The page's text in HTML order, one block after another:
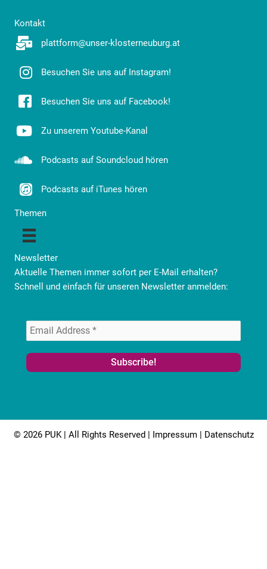
Kontakt
plattform@unser-klosterneuburg.at
Besuchen Sie uns auf Instagram!
Besuchen Sie uns auf Facebook!
Zu unserem Youtube-Kanal
Podcasts auf Soundcloud hören
Podcasts auf iTunes hören
Themen
Newsletter
Aktuelle Themen immer sofort per E-Mail erhalten?
Schnell und einfach für unseren Newsletter anmelden:
© 2026 PUK | All Rights Reserved | Impressum| Datenschutz